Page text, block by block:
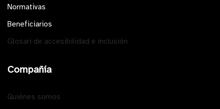
Normativas
Beneficiarios
Glosari de accesibilidad e inclusión
Compañía
Quiénes somos